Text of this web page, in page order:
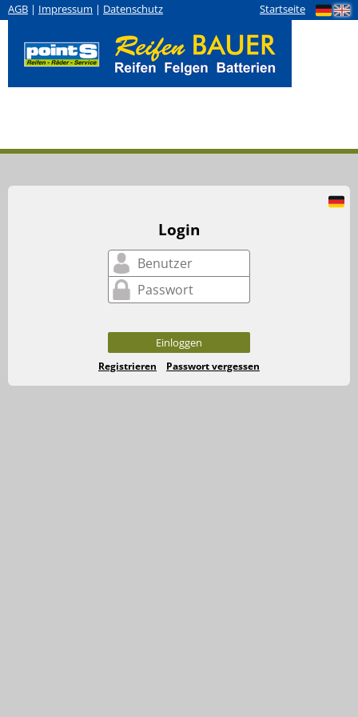
AGB | Impressum | Datenschutz Startseite
Login
Einloggen
Registrieren Passwort vergessen